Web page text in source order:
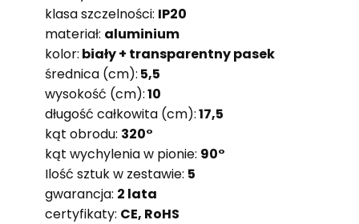
klasa szczelności: IP20
materiał: aluminium
kolor: biały + transparentny pasek
średnica (cm): 5,5
wysokość (cm):10
długość całkowita (cm):17,5
kąt obrodu: 320°
kąt wychylenia w pionie: 90°
Ilość sztuk w zestawie: 5
gwarancja: 2 lata
certyfikaty: CE, RoHS